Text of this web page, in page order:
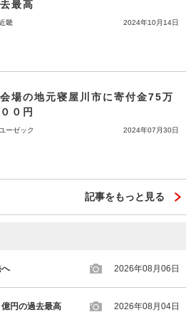
最高
畿 2024年10月14日
場の地元寝屋川市に寄付金75万
０円
ーゼック 2024年07月30日
記事をもっと見る
へ 2026年08月06日
円の過去最高
2026年08月04日